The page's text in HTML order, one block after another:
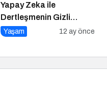
Yapay Zeka ile
Dertleşmenin Gizli
Tehlikeleri
Yaşam 12 ay önce